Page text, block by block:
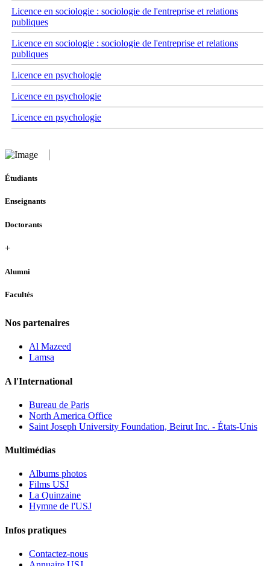
Licence en sociologie : sociologie de l'entreprise et relations
publiques
Licence en sociologie : sociologie de l'entreprise et relations
publiques
Licence en psychologie
Licence en psychologie
Licence en psychologie
Étudiants
Enseignants
Doctorants
+
Alumni
Facultés
Nos partenaires
Al Mazeed
Lamsa
A l'International
Bureau de Paris
North America Office
Saint Joseph University Foundation, Beirut Inc. - États-Unis
Multimédias
Albums photos
Films USJ
La Quinzaine
Hymne de l'USJ
Infos pratiques
Contactez-nous